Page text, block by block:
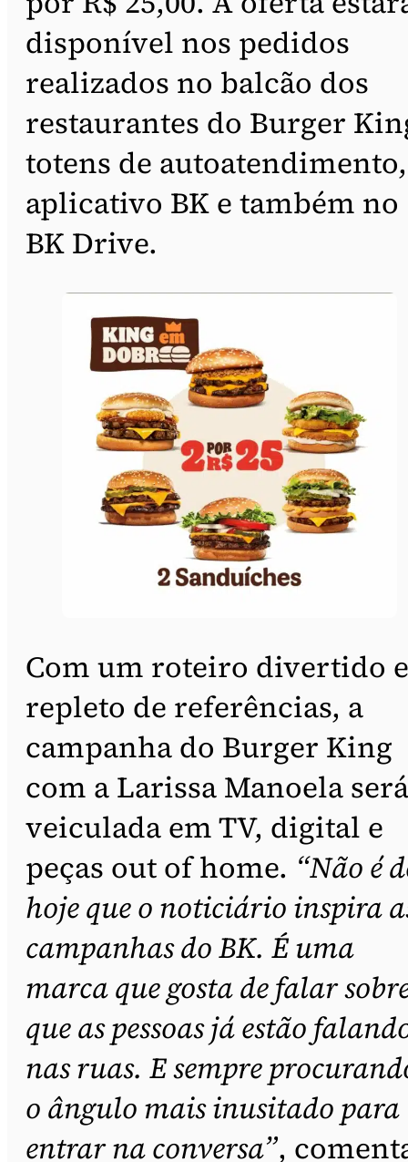
disponível nos pedidos
realizados no balcão dos
restaurantes do Burger
totens de autoatendimento,
aplicativo BK e também no
BK Drive.
Com um roteiro divertido e
repleto de referências, a
campanha do Burger King
com a Larissa Manoela será
veiculada em TV, digital e
peças out of home. “Não é
hoje que o noticiário inspira
campanhas do BK. É uma
marca que gosta de falar
que as pessoas já estão
nas ruas. E sempre
o ângulo mais inusitado para
entrar na conversa”,